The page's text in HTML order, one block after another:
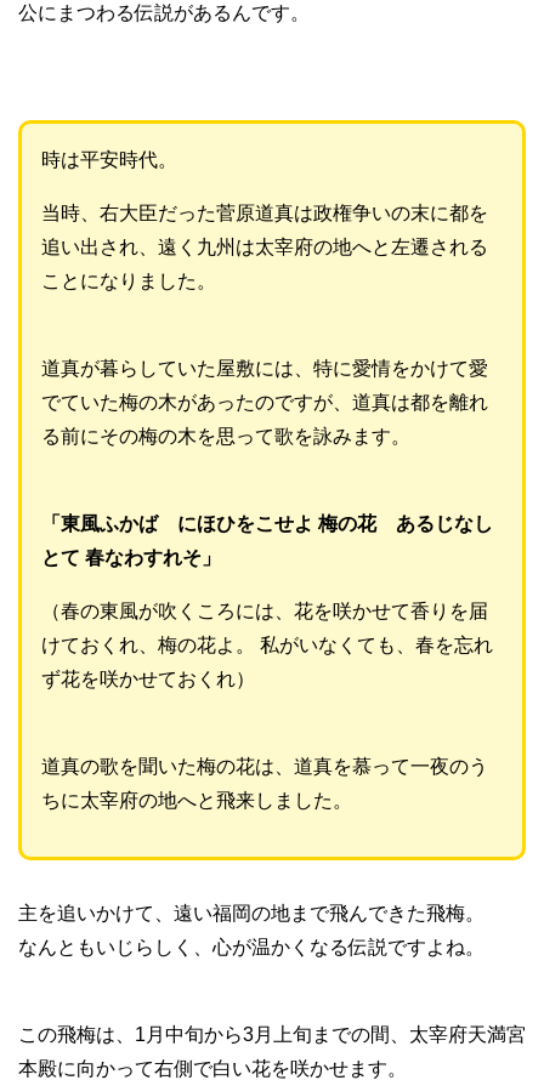
公にまつわる伝説があるんです。
時は平安時代。
当時、右大臣だった菅原道真は政権争いの末に都を
追い出され、遠く九州は太宰府の地へと左遷される
ことになりました。
道真が暮らしていた屋敷には、特に愛情をかけて愛
でていた梅の木があったのですが、道真は都を離れ
る前にその梅の木を思って歌を詠みます。
「東風ふかば にほひをこせよ 梅の花 あるじなし
とて 春なわすれそ」
（春の東風が吹くころには、花を咲かせて香りを届
けておくれ、梅の花よ。 私がいなくても、春を忘れ
ず花を咲かせておくれ）
道真の歌を聞いた梅の花は、道真を慕って一夜のう
ちに太宰府の地へと飛来しました。
主を追いかけて、遠い福岡の地まで飛んできた飛梅。
なんともいじらしく、心が温かくなる伝説ですよね。
この飛梅は、1月中旬から3月上旬までの間、太宰府天満宮
本殿に向かって右側で白い花を咲かせます。